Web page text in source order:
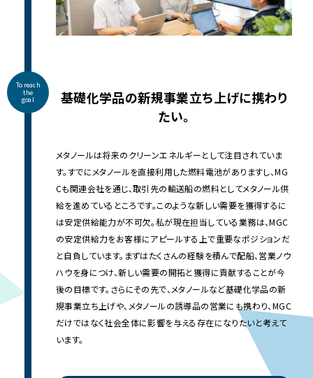
To reach
the
goal
基礎化学品の新規事業立ち上げに携わり
たい。
メタノールは将来のクリーンエネルギーとして注目されていま
す。すでにメタノールを直接利用した燃料電池がありますし、MG
Cも関連会社を通じ、取引先の輸送船の燃料としてメタノール供
給を進めているところです。このような新しい需要を獲得するに
は安定供給能力が不可欠。私が現在担当している業務は、MGC
の安定供給力をお客様にアピールする上で重要なポジションだ
と自負しています。まずはたくさんの経験を積んで配船、営業ノウ
ハウを身につけ、新しい需要の開拓と獲得に貢献することが今
後の目標です。さらにその先で、メタノールなど基礎化学品の新
規事業立ち上げや、メタノールの誘導品の営業にも携わり、MGC
だけではなく社会全体に影響を与える存在になりたいと考えて
います。